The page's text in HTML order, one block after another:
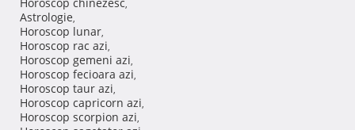
,
Astrologie,
Horoscop lunar,
Horoscop rac azi,
Horoscop gemeni azi,
Horoscop fecioara azi,
Horoscop taur azi,
Horoscop capricorn azi,
Horoscop scorpion azi,